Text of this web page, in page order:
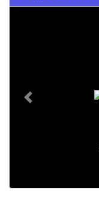
Previous